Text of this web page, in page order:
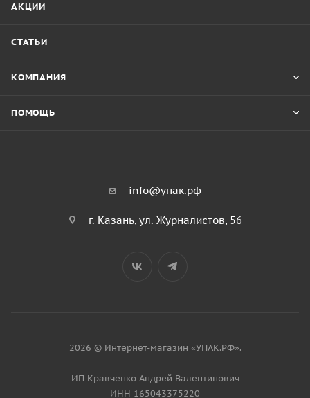
АКЦИИ
СТАТЬИ
КОМПАНИЯ
ПОМОЩЬ
info@упак.рф
г. Казань, ул. Журналистов, 56
2026 © Интернет-магазин «УПАК.РФ».
ИП Кравченко Андрей Валентинович
ИНН 165043375220